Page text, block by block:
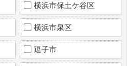
横浜市保土ケ谷区
横浜市泉区
逗子市